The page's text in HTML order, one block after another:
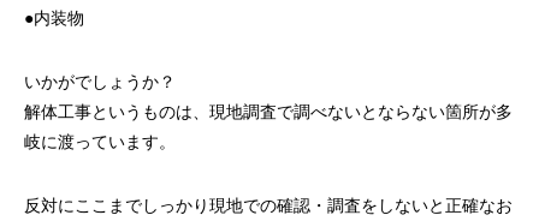
●内装物
いかがでしょうか？
解体工事というものは、現地調査で調べないとならない箇所が多
岐に渡っています。
反対にここまでしっかり現地での確認・調査をしないと正確なお